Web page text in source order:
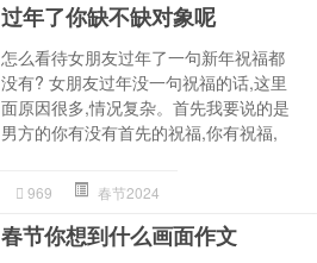
过年了你缺不缺对象呢
怎么看待女朋友过年了一句新年祝福都
没有? 女朋友过年没一句祝福的话,这里
面原因很多,情况复杂。首先我要说的是
男方的你有没有首先的祝福,你有祝福,
969 春节2024
春节你想到什么画面作文